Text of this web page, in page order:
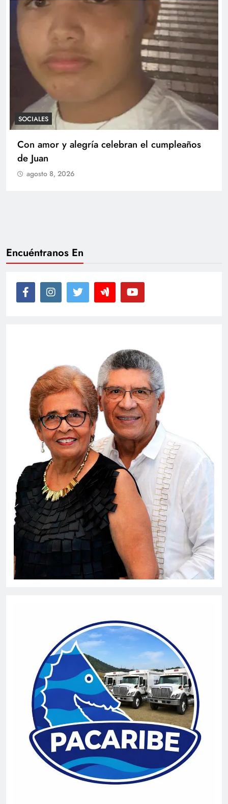
SOCIALES
Con amor y alegría celebran el cumpleaños
de Juan
agosto 8, 2026
Encuéntranos En